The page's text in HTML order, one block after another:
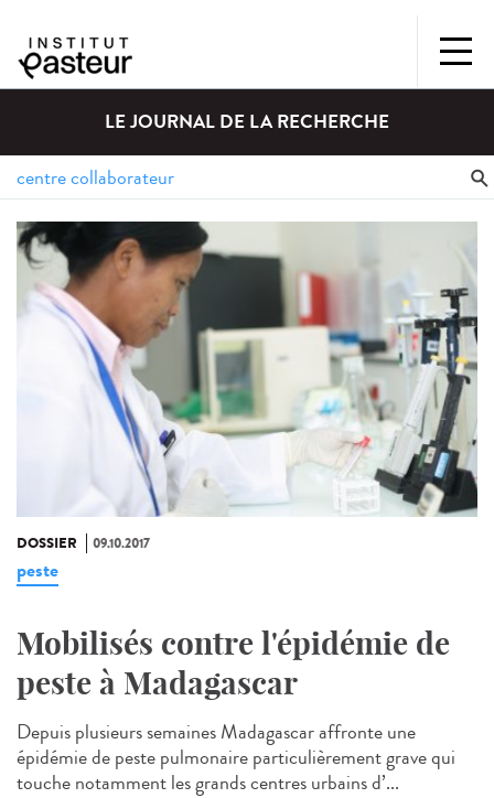
LE JOURNAL DE LA RECHERCHE
DOSSIER 09.10.2017
peste
Mobilisés contre l'épidémie de
peste à Madagascar
Depuis plusieurs semaines Madagascar affronte une
épidémie de peste pulmonaire particulièrement grave qui
touche notamment les grands centres urbains d’...